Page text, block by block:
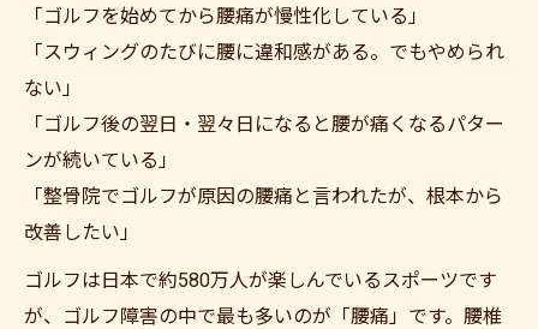
「ゴルフを始めてから腰痛が慢性化している」
「スウィングのたびに腰に違和感がある。でもやめられ
ない」
「ゴルフ後の翌日・翌々日になると腰が痛くなるパター
ンが続いている」
「整骨院でゴルフが原因の腰痛と言われたが、根本から
改善したい」
ゴルフは日本で約580万人が楽しんでいるスポーツです
が、ゴルフ障害の中で最も多いのが「腰痛」です。腰椎